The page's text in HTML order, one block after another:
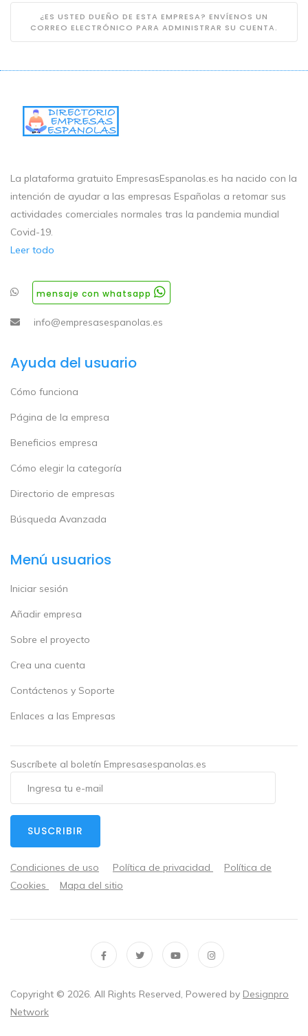
¿ES USTED DUEÑO DE ESTA EMPRESA? ENVÍENOS UN
CORREO ELECTRÓNICO PARA ADMINISTRAR SU CUENTA.
La plataforma gratuito EmpresasEspanolas.es ha nacido con la
intención de ayudar a las empresas Españolas a retomar sus
actividades comerciales normales tras la pandemia mundial
Covid-19.
Leer todo
mensaje con whatsapp
info@empresasespanolas.es
Ayuda del usuario
Cómo funciona
Página de la empresa
Beneficios empresa
Cómo elegir la categoría
Directorio de empresas
Búsqueda Avanzada
Menú usuarios
Iniciar sesión
Añadir empresa
Sobre el proyecto
Crea una cuenta
Contáctenos y Soporte
Enlaces a las Empresas
Suscríbete al boletín Empresasespanolas.es
Condiciones de uso Política de privacidad
Política de
Cookies
Mapa del sitio
SUSCRIBIR
Copyright © 2026. All Rights Reserved, Powered by Designpro
Network